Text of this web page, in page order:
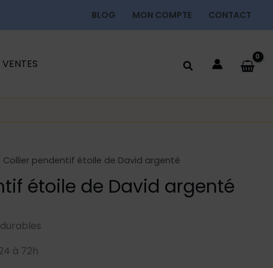
BLOG MON COMPTE CONTACT
VENTES
Collier pendentif étoile de David argenté
étoile de David argenté
à 72h